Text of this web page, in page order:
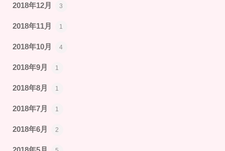
2018年12月 3
2018年11月 1
2018年10月 4
2018年9月 1
2018年8月 1
2018年7月 1
2018年6月 2